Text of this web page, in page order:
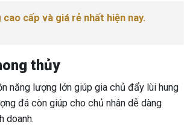
cấp và giá rẻ nhất hiện nay.
thủy
năng lượng lớn giúp gia chủ đẩy lùi hung
đá còn giúp cho chủ nhân dễ dàng
doanh.